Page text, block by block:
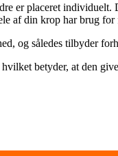
er placeret individuelt.
af din krop har brug
og således tilbyder
betyder, at den